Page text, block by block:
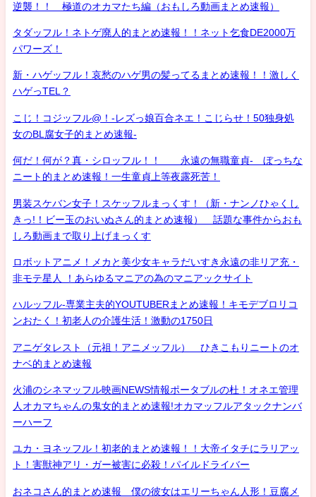
逆襲！！ 極道のオカマたち編（おもしろ動画まとめ速報）
タダッフル！ネトゲ廃人的まとめ速報！！ネット乞食DE2000万
パワーズ！
新・ハゲッフル！哀愁のハゲ男の髪ってるまとめ速報！！激しく
ハゲっTEL？
こじ！コジッフル@！-レズっ娘百合ネエ！こじらせ！50独身処
女のBL腐女子的まとめ速報-
何だ！何が？真・シロッフル！！ 永遠の無職童貞- ぼっちな
ニート的まとめ速報！一生童貞上等夜露死苦！
男装スケバン女子！スケッフルまっくす！（新・ナンノひゃくし
きっ!！ビー玉のおいぬさん的まとめ速報） 話題な事件からおも
しろ動画まで取り上げまっくす
ロボットアニメ！メカと美少女キャラだいすき永遠の非リア充・
非モテ星人 ！あらゆるマニアの為のマニアックサイト
ハルッフル-専業主夫的YOUTUBERまとめ速報！キモデブロリコ
ンおたく！初老人の介護生活！激動の1750日
アニゲタレスト（元祖！アニメッフル） ひきこもりニートのオ
ナベ的まとめ速報
火浦のシネマッフル映画NEWS情報ポータブルの杜！オネエ管理
人オカマちゃんの鬼女的まとめ速報!オカマッフルアタックナンバ
ーハーフ
ユカ・ヨネッフル！初老的まとめ速報！！大帝イタチにラリアッ
ト！害獣神アリ・ガー被害に必殺！パイルドライバー
おネコさん的まとめ速報 僕の彼女はエリーちゃん人形！豆腐メ